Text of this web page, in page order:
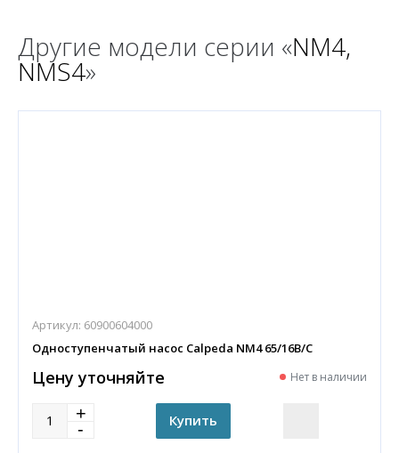
Другие модели серии «NM4,
NMS4»
Артикул: 60900604000
Одноступенчатый насос Calpeda NM4 65/16B/C
Цену уточняйте Нет в наличии